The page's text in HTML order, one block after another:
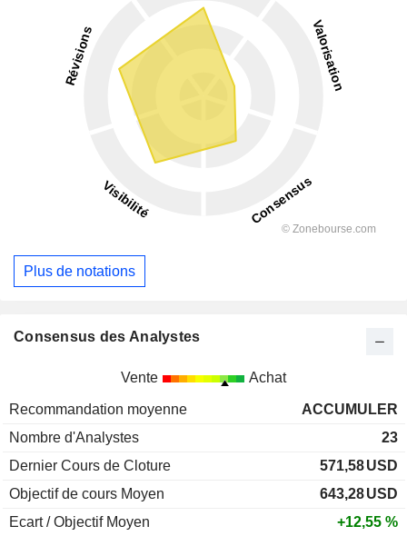
Plus de notations
Consensus des Analystes
Vente Achat
Recommandation moyenne
ACCUMULER
Nombre d'Analystes
23
Dernier Cours de Cloture
571,58USD
Objectif de cours Moyen
643,28USD
Ecart / Objectif Moyen
+12,55 %